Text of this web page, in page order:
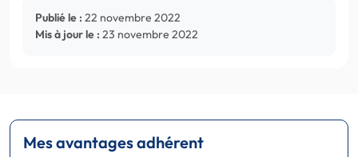
Publié le : 22 novembre 2022
Mis à jour le : 23 novembre 2022
Mes avantages adhérent